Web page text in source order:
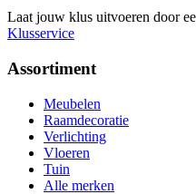
Laat jouw klus uitvoeren door
Klusservice
Assortiment
Meubelen
Raamdecoratie
Verlichting
Vloeren
Tuin
Alle merken